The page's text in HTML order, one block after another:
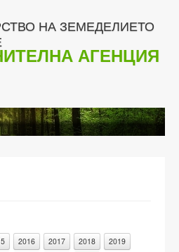
НА ЗЕМЕДЕЛИЕТО
АГЕНЦИЯ
2016 2017 2018
2019